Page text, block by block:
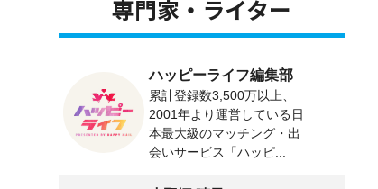
専門家・ライター
ハッピーライフ編集部
累計登録数3,500万以上、
2001年より運営している日
本最大級のマッチング・出
会いサービス「ハッピ...